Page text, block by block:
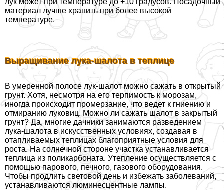
материал лучше хранить при более высокой
температуре.
Выращивание лука-шалота в теплице
В умеренной полосе лук-шалот можно сажать в открытый
грунт. Хотя, несмотря на его терпимость к морозам,
иногда происходит промерзание, что ведет к гниению и
отмиранию луковиц. Можно ли сажать шалот в закрытый
грунт? Да, многие дачники занимаются разведением
лука-шалота в искусственных условиях, создавая в
отапливаемых теплицах благоприятные условия для
роста. На солнечной стороне участка устанавливается
теплица из поликарбоната. Утепление осуществляется с
помощью парового, печного, газового оборудования.
Чтобы продлить световой день и избежать заболеваний,
устанавливаются люминесцентные лампы.